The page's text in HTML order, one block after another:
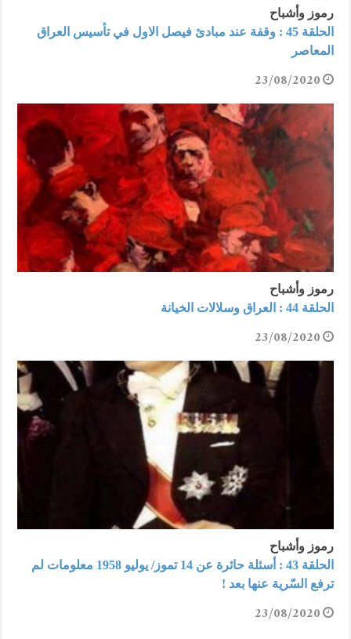
رموز وأشباح
الحلقة 45 : وقفة عند مبادئ فيصل الاول في تأسيس العراق
المعاصر
23/08/2020
رموز وأشباح
الحلقة 44 : العراق وسلالات الخيانة
23/08/2020
رموز وأشباح
الحلقة 43 : أسئلة حائرة عن 14 تموز/ يوليو 1958 معلومات لم
ترفع السّرية عنها بعد !
23/08/2020